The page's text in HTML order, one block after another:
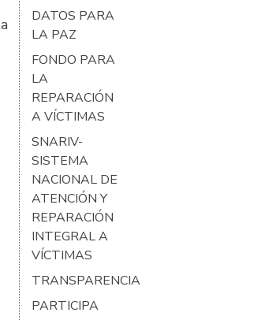
DATOS PARA
LA PAZ
FONDO PARA
LA
REPARACIÓN
A VÍCTIMAS
SNARIV-
SISTEMA
NACIONAL DE
ATENCIÓN Y
REPARACIÓN
INTEGRAL A
VÍCTIMAS
TRANSPARENCIA
PARTICIPA